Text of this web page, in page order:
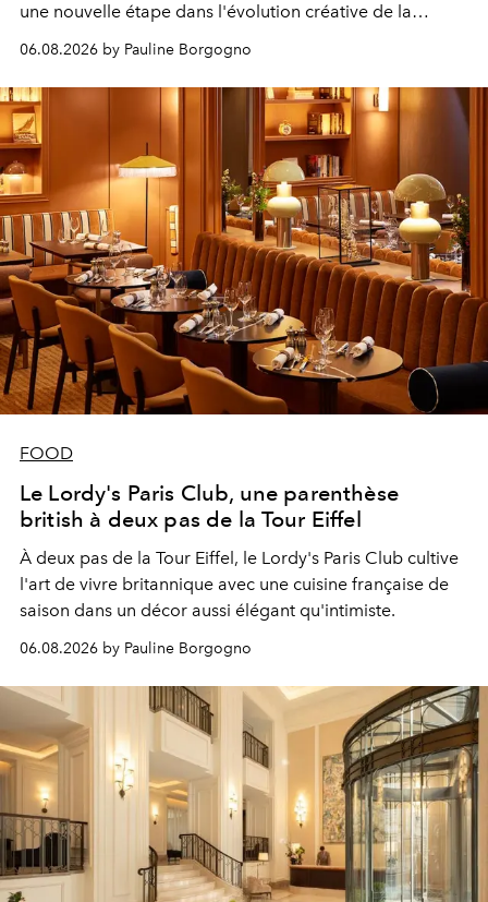
une nouvelle étape dans l'évolution créative de la
06.08.2026 by Pauline Borgogno
FOOD
Le Lordy's Paris Club, une parenthèse
british à deux pas de la Tour Eiffel
À deux pas de la Tour Eiffel, le Lordy's Paris Club cultive
l'art de vivre britannique avec une cuisine française de
saison dans un décor aussi élégant qu'intimiste.
06.08.2026 by Pauline Borgogno